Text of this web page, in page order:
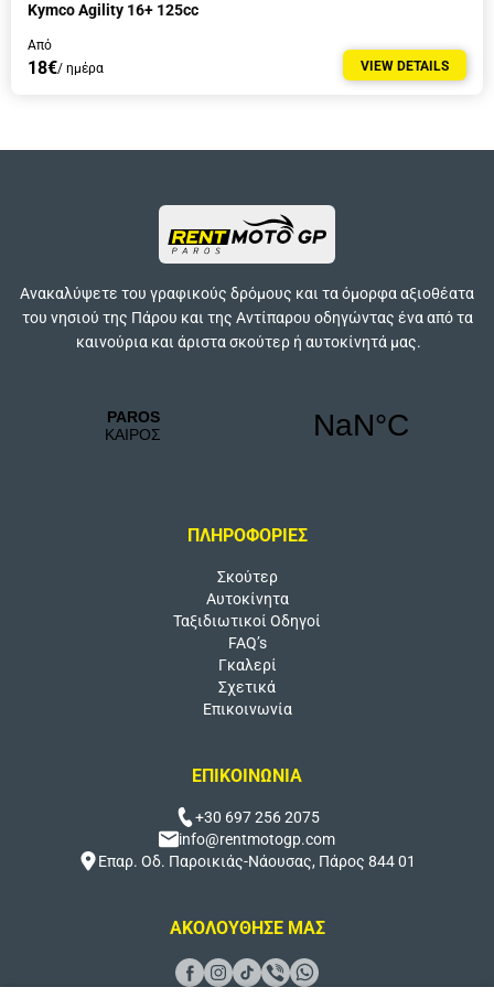
Kymco Agility 16+ 125cc
Από
18€/ ημέρα VIEW DETAILS
Ανακαλύψετε του γραφικούς δρόμους και τα όμορφα αξιοθέατα
του νησιού της Πάρου και της Αντίπαρου οδηγώντας ένα από τα
καινούρια και άριστα σκούτερ ή αυτοκίνητά μας.
ΠΛΗΡΟΦΟΡΙΕΣ
Σκούτερ
Αυτοκίνητα
Ταξιδιωτικοί Οδηγοί
FAQ’s
Γκαλερί
Σχετικά
Επικοινωνία
ΕΠΙΚΟΙΝΩΝΙΑ
+30 697 256 2075
info@rentmotogp.com
Επαρ. Οδ. Παροικιάς-Νάουσας, Πάρος 844 01
ΑΚΟΛΟΥΘΗΣΕ ΜΑΣ